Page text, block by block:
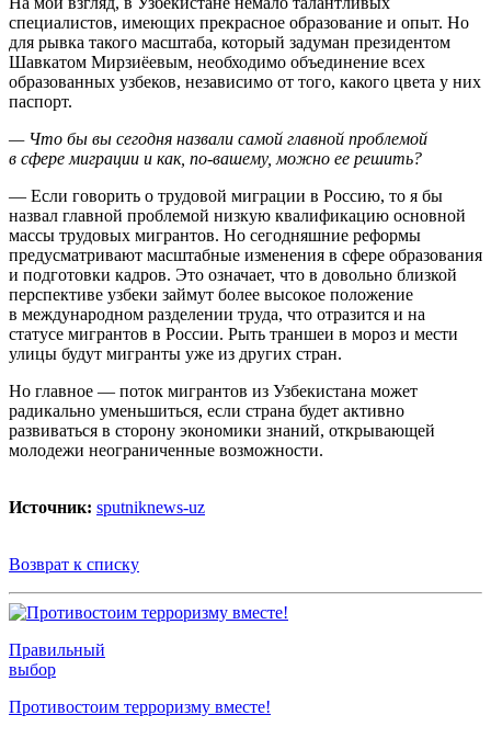
специалистов, имеющих прекрасное образование и опыт. Но
для рывка такого масштаба, который задуман президентом
Шавкатом Мирзиёевым, необходимо объединение всех
образованных узбеков, независимо от того, какого цвета у них
паспорт.
— Что бы вы сегодня назвали самой главной проблемой
в сфере миграции и как, по-вашему, можно ее решить?
— Если говорить о трудовой миграции в Россию, то я бы
назвал главной проблемой низкую квалификацию основной
массы трудовых мигрантов. Но сегодняшние реформы
предусматривают масштабные изменения в сфере образования
и подготовки кадров. Это означает, что в довольно близкой
перспективе узбеки займут более высокое положение
в международном разделении труда, что отразится и на
статусе мигрантов в России. Рыть траншеи в мороз и мести
улицы будут мигранты уже из других стран.
Но главное — поток мигрантов из Узбекистана может
радикально уменьшиться, если страна будет активно
развиваться в сторону экономики знаний, открывающей
молодежи неограниченные возможности.
Источник: sputniknews-uz
Возврат к списку
Правильный
выбор
Противостоим терроризму вместе!